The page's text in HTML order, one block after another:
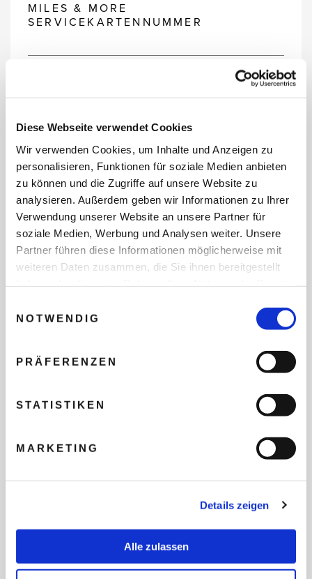
Diese Webseite verwendet Cookies
Wir verwenden Cookies, um Inhalte und Anzeigen zu
personalisieren, Funktionen für soziale Medien anbieten
zu können und die Zugriffe auf unsere Website zu
analysieren. Außerdem geben wir Informationen zu Ihrer
Verwendung unserer Website an unsere Partner für
soziale Medien, Werbung und Analysen weiter. Unsere
Partner führen diese Informationen möglicherweise mit
weiteren Daten zusammen, die Sie ihnen bereitgestellt
NOTWENDIG
PRÄFERENZEN
STATISTIKEN
MARKETING
Details zeigen
Alle zulassen
MILES & MORE
SERVICEKARTENNUMMER
REISEZEITRAUM
ANZAHL ERWACHSENE
TEILNEHMER
FLUG GEWÜNSCHT
PRÄFERIERTER ABFLUGHAFEN
FRAGEN UND WÜNSCHE